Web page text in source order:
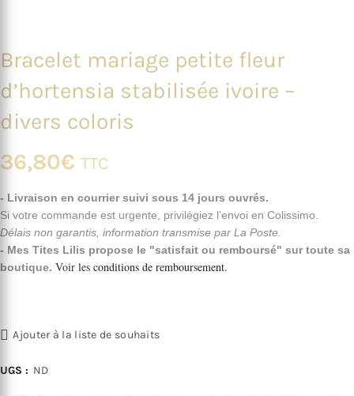
Bracelet mariage petite fleur
d’hortensia stabilisée ivoire –
divers coloris
36,80€ TTC
- Livraison en courrier suivi sous 14 jours ouvrés.
Si votre commande est urgente, privilégiez l’envoi en Colissimo.
Délais non garantis, information transmise par La Poste.
- Mes Tites Lilis propose le "satisfait ou remboursé" sur toute sa
boutique. Voir les conditions de remboursement.
Ajouter à la liste de souhaits
UGS : ND